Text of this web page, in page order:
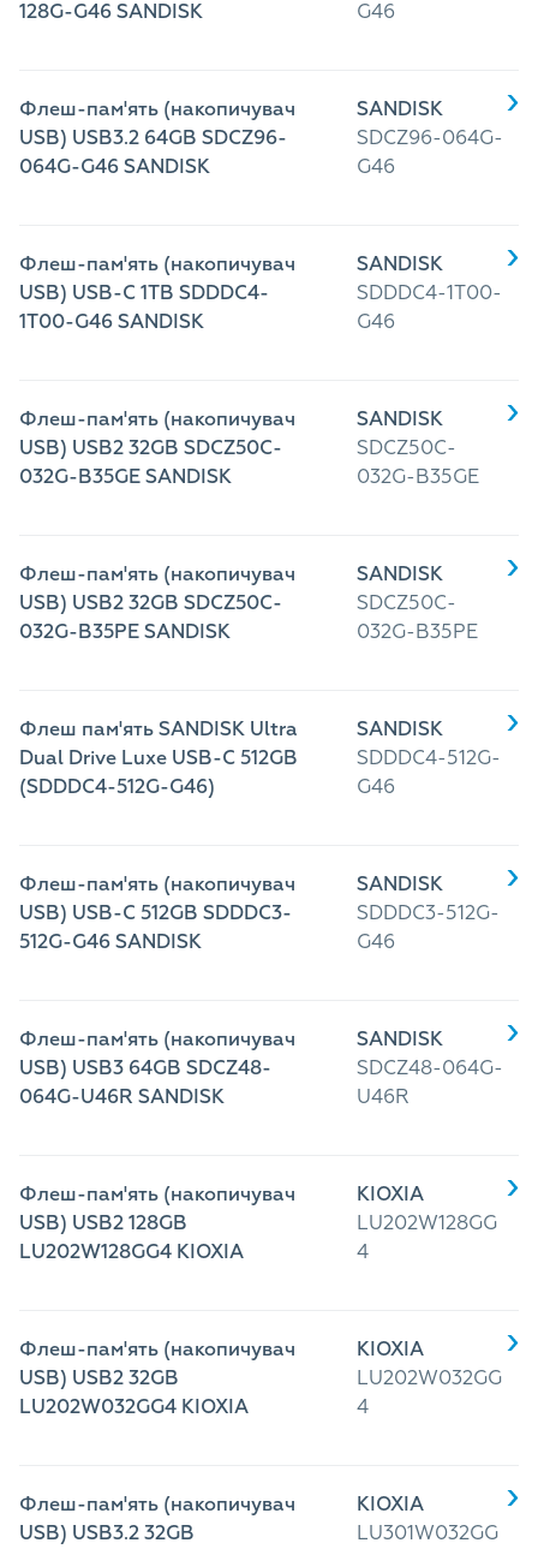
128G-G46 SANDISK G46
Флеш-пам'ять (накопичувач
USB) USB3.2 64GB SDCZ96-
064G-G46 SANDISK
SANDISK
SDCZ96-064G-
G46
Флеш-пам'ять (накопичувач
USB) USB-C 1TB SDDDC4-
1T00-G46 SANDISK
SANDISK
SDDDC4-1T00-
G46
Флеш-пам'ять (накопичувач
USB) USB2 32GB SDCZ50C-
032G-B35GE SANDISK
SANDISK
SDCZ50C-
032G-B35GE
Флеш-пам'ять (накопичувач
USB) USB2 32GB SDCZ50C-
032G-B35PE SANDISK
SANDISK
SDCZ50C-
032G-B35PE
Флеш пам'ять SANDISK Ultra
Dual Drive Luxe USB-C 512GB
(SDDDC4-512G-G46)
SANDISK
SDDDC4-512G-
G46
Флеш-пам'ять (накопичувач
USB) USB-C 512GB SDDDC3-
512G-G46 SANDISK
SANDISK
SDDDC3-512G-
G46
Флеш-пам'ять (накопичувач
USB) USB3 64GB SDCZ48-
064G-U46R SANDISK
SANDISK
SDCZ48-064G-
U46R
Флеш-пам'ять (накопичувач
USB) USB2 128GB
LU202W128GG4 KIOXIA
KIOXIA
LU202W128GG
4
Флеш-пам'ять (накопичувач
USB) USB2 32GB
LU202W032GG4 KIOXIA
KIOXIA
LU202W032GG
4
Флеш-пам'ять (накопичувач
USB) USB3.2 32GB
KIOXIA
LU301W032GG